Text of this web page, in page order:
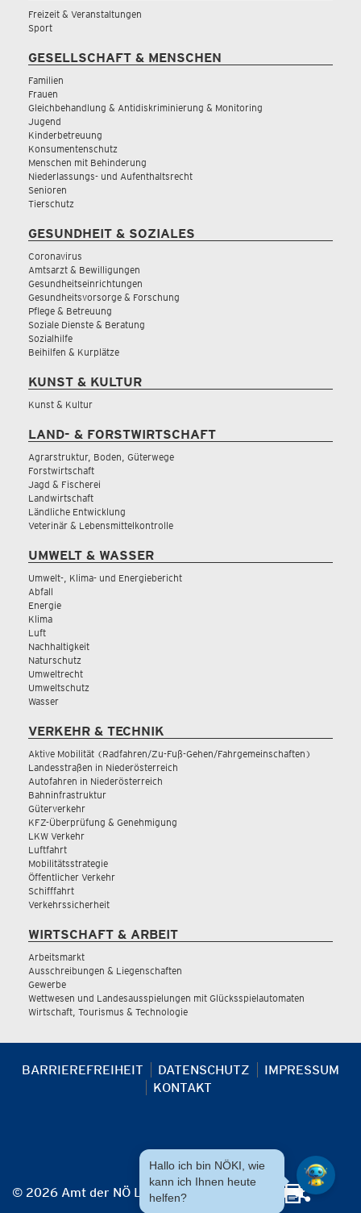
Freizeit & Veranstaltungen
Sport
GESELLSCHAFT & MENSCHEN
Familien
Frauen
Gleichbehandlung & Antidiskriminierung & Monitoring
Jugend
Kinderbetreuung
Konsumentenschutz
Menschen mit Behinderung
Niederlassungs- und Aufenthaltsrecht
Senioren
Tierschutz
GESUNDHEIT & SOZIALES
Coronavirus
Amtsarzt & Bewilligungen
Gesundheitseinrichtungen
Gesundheitsvorsorge & Forschung
Pflege & Betreuung
Soziale Dienste & Beratung
Sozialhilfe
Beihilfen & Kurplätze
KUNST & KULTUR
Kunst & Kultur
LAND- & FORSTWIRTSCHAFT
Agrarstruktur, Boden, Güterwege
Forstwirtschaft
Jagd & Fischerei
Landwirtschaft
Ländliche Entwicklung
Veterinär & Lebensmittelkontrolle
UMWELT & WASSER
Umwelt-, Klima- und Energiebericht
Abfall
Energie
Klima
Luft
Nachhaltigkeit
Naturschutz
Umweltrecht
Umweltschutz
Wasser
VERKEHR & TECHNIK
Aktive Mobilität (Radfahren/Zu-Fuß-Gehen/Fahrgemeinschaften)
Landesstraßen in Niederösterreich
Autofahren in Niederösterreich
Bahninfrastruktur
Güterverkehr
KFZ-Überprüfung & Genehmigung
LKW Verkehr
Luftfahrt
Mobilitätsstrategie
Öffentlicher Verkehr
Schifffahrt
Verkehrssicherheit
WIRTSCHAFT & ARBEIT
Arbeitsmarkt
Ausschreibungen & Liegenschaften
Gewerbe
Wettwesen und Landesausspielungen mit Glücksspielautomaten
Wirtschaft, Tourismus & Technologie
BARRIEREFREIHEIT DATENSCHUTZ
IMPRESSUM
KONTAKT
© 2026 Amt der NÖ Landesregierung
Hallo ich bin NÖKI, wie
kann ich Ihnen heute
helfen?